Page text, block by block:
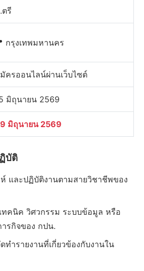
ตรี
กรุงเทพมหานคร
ครออนไลน์ผ่านเว็บไซต์
มิถุนายน 2569
มิถุนายน 2569
บัติ
ห์ และปฏิบัติงานตามสายวิชาชีพของ
ทคนิค วิศวกรรม ระบบข้อมูล หรือ
รกิจของ กปน.
ทำรายงานที่เกี่ยวข้องกับงานใน